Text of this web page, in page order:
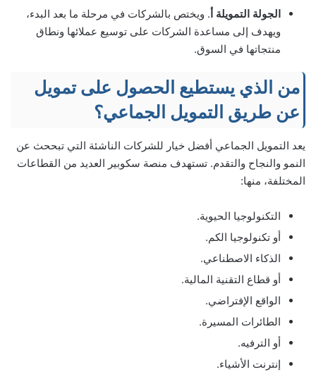
الجولة التمويلة أ. ويختص بالشركات في مرحلة ما بعد البدء،
ويهدف إلى مساعدة الشركات على توسيع عملائها ونطاق
منتجاتها في السوق.
من الذي يستطيع الحصول على تمويل
عن طريق التمويل الجماعي؟
يعد التمويل الجماعي أفضل خيار للشركات الناشئة التي تبححث عن
النمو والنجاح والتقدم. تستهدف منصة سكوبير العديد من القطاعات
المختلفة، منها:
التكنولوجيا الحيوية.
أو تكنولوجيا الكم.
الذكاء الاصطناعي.
أو قطاع التقنية المالية.
الواقع الإفتراضي.
الطائرات المسيرة.
أو الترفيه.
إنترنت الأشياء.